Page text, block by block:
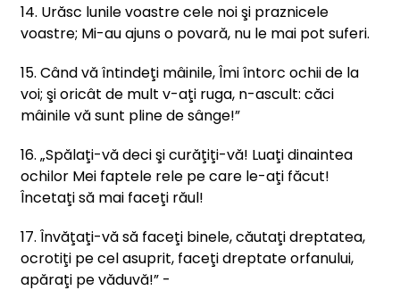
14. Urăsc lunile voastre cele noi şi praznicele
voastre; Mi-au ajuns o povară, nu le mai pot suferi.
15. Când vă întindeţi mâinile, Îmi întorc ochii de la
voi; şi oricât de mult v-aţi ruga, n-ascult: căci
mâinile vă sunt pline de sânge!”
16. „Spălaţi-vă deci şi curăţiţi-vă! Luaţi dinaintea
ochilor Mei faptele rele pe care le-aţi făcut!
Încetaţi să mai faceţi răul!
17. Învăţaţi-vă să faceţi binele, căutaţi dreptatea,
ocrotiţi pe cel asuprit, faceţi dreptate orfanului,
apăraţi pe văduvă!” -